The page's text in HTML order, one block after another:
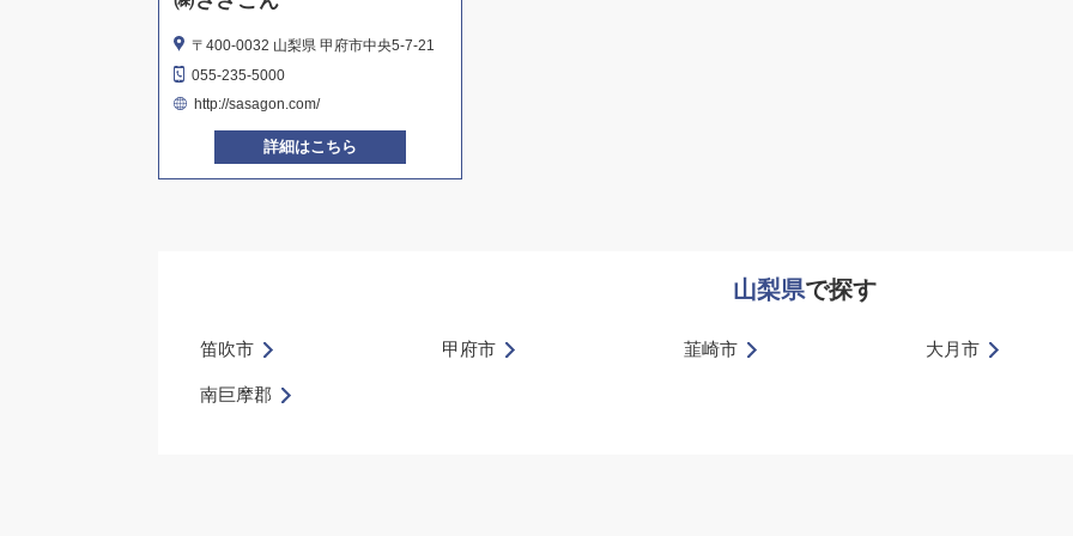
〒400-0032 山梨県 甲府市中央5-7-21
055-235-5000
http://sasagon.com/
詳細はこちら
山梨県で探す
笛吹市 甲府市 韮崎市 大月市
南巨摩郡